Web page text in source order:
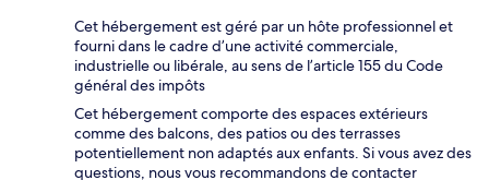
Cet hébergement est géré par un hôte professionnel et
fourni dans le cadre d’une activité commerciale,
industrielle ou libérale, au sens de l’article 155 du Code
général des impôts
Cet hébergement comporte des espaces extérieurs
comme des balcons, des patios ou des terrasses
potentiellement non adaptés aux enfants. Si vous avez des
questions, nous vous recommandons de contacter